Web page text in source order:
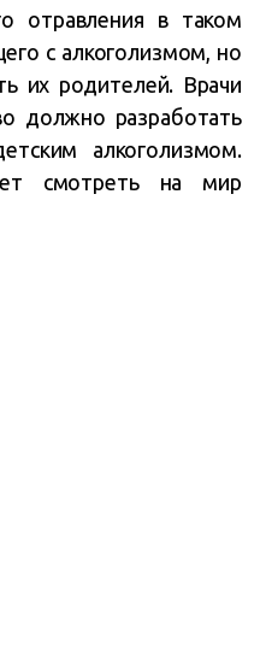
отравления в таком
с алкоголизмом, но
их родителей. Врачи
должно разработать
алкоголизмом.
смотреть на мир